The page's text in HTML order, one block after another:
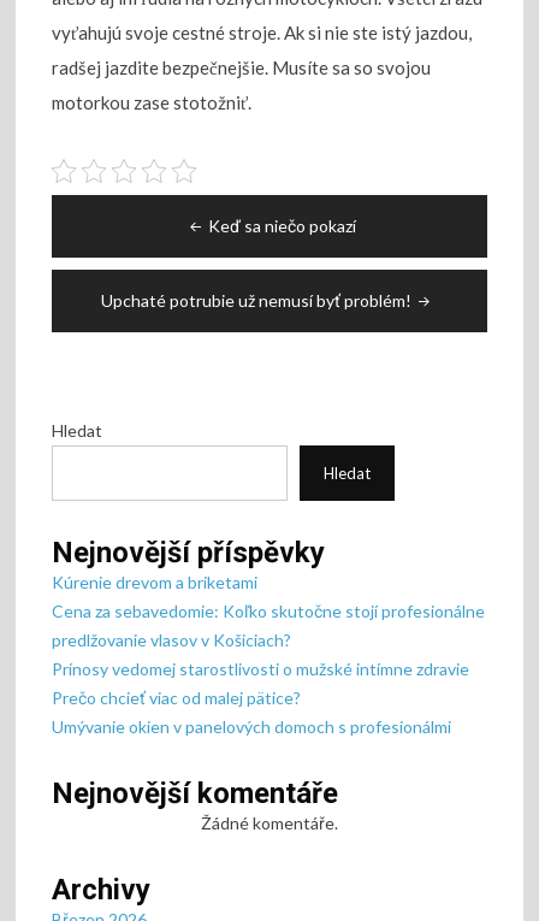
vyťahujú svoje cestné stroje. Ak si nie ste istý jazdou,
radšej jazdite bezpečnejšie. Musíte sa so svojou
motorkou zase stotožniť.
příspěvek
Keď sa niečo pokazí
Upchaté potrubie už nemusí byť problém!
Hledat
Hledat
Nejnovější příspěvky
Kúrenie drevom a briketami
Cena za sebavedomie: Koľko skutočne stojí profesionálne
predlžovanie vlasov v Košiciach?
Prínosy vedomej starostlivosti o mužské intímne zdravie
Prečo chcieť viac od malej pätice?
Umývanie okien v panelových domoch s profesionálmi
Nejnovější komentáře
Žádné komentáře.
Archivy